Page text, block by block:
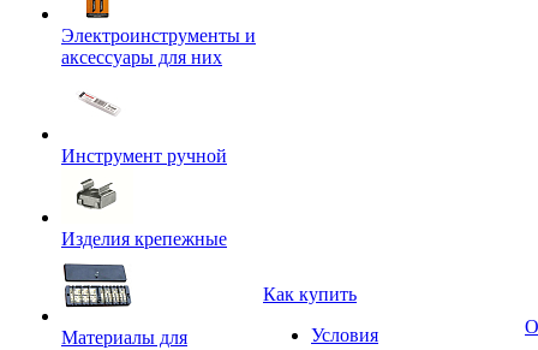
Электроинструменты и
аксессуары для них
Инструмент ручной
Изделия крепежные
Материалы для
Как купить
Условия